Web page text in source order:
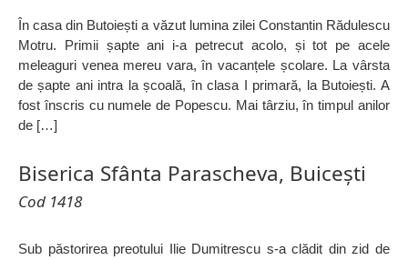
În casa din Butoiești a văzut lumina zilei Constantin Rădulescu
Motru. Primii șapte ani i-a petrecut acolo, și tot pe acele
meleaguri venea mereu vara, în vacanțele școlare. La vârsta
de șapte ani intra la școală, în clasa I primară, la Butoiești. A
fost înscris cu numele de Popescu. Mai târziu, în timpul anilor
de […]
Biserica Sfânta Parascheva, Buicești
Cod 1418
Sub păstorirea preotului Ilie Dumitrescu s-a clădit din zid de